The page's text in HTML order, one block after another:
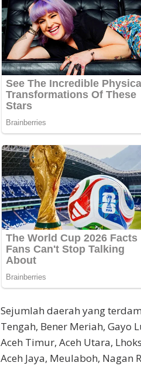
Sejumlah daerah yang
Tengah, Bener Meriah, Gayo
Aceh Timur, Aceh Utara,
Aceh Jaya, Meulaboh, Nagan